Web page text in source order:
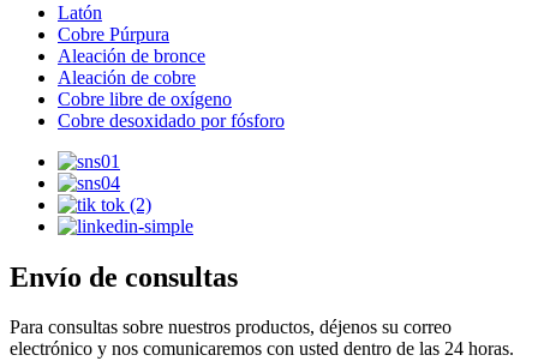
Latón
Cobre Púrpura
Aleación de bronce
Aleación de cobre
Cobre libre de oxígeno
Cobre desoxidado por fósforo
Envío de consultas
Para consultas sobre nuestros productos, déjenos su correo
electrónico y nos comunicaremos con usted dentro de las 24 horas.